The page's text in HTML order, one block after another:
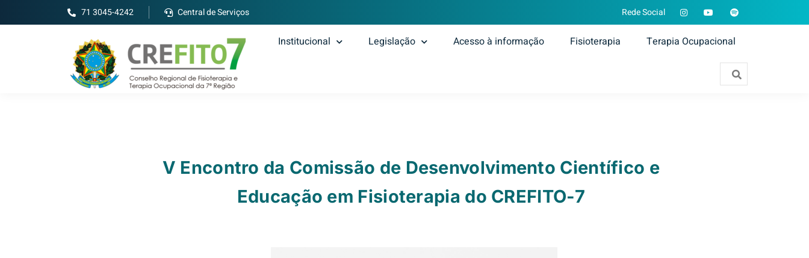
71 3045-4242 Central de Serviços Rede Social
Institucional Legislação Acesso à informação Fisioterapia Terapia Ocupacional
V Encontro da Comissão de Desenvolvimento Científico e
Educação em Fisioterapia do CREFITO-7